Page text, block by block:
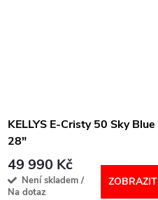
KELLYS E-Cristy 50 Sky Blue
28"
49 990 Kč
Není skladem /
Na dotaz
ZOBRAZIT